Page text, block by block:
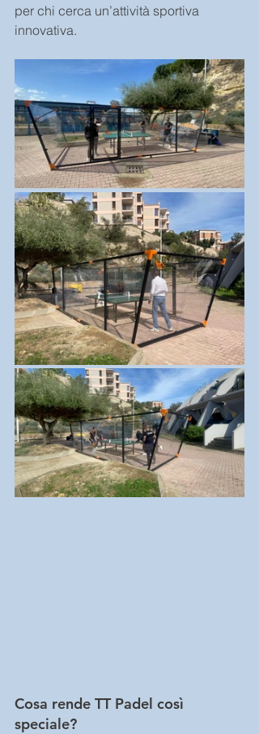
per chi cerca un’attività sportiva
innovativa.
Cosa rende TT Padel così
speciale?